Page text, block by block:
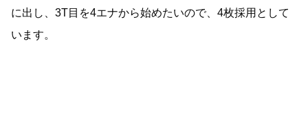
に出し、3T目を4エナから始めたいので、4枚採用として
います。